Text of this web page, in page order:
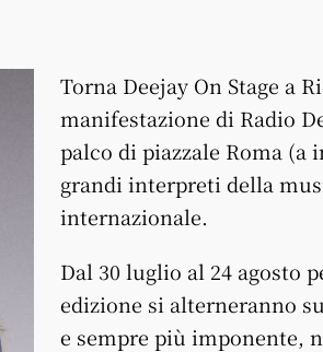
Torna Deejay On Stage a
manifestazione di Radio
palco di piazzale Roma (a
grandi interpreti della
internazionale.
Dal 30 luglio al 24 agosto
edizione si alterneranno
e sempre più imponente,